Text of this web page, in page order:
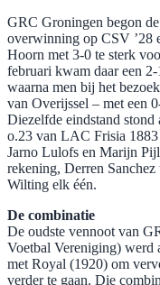
GRC Groningen begon
overwinning op CSV ’28
Hoorn met 3-0 te sterk
februari kwam daar een
waarna men bij het
van Overijssel – met een
Diezelfde eindstand stond
o.23 van LAC Frisia
Jarno Lulofs en Marijn
rekening, Derren
Wilting elk één.
De combinatie
De oudste vennoot van
Voetbal Vereniging) werd
met Royal (1920) om
verder te gaan. Die